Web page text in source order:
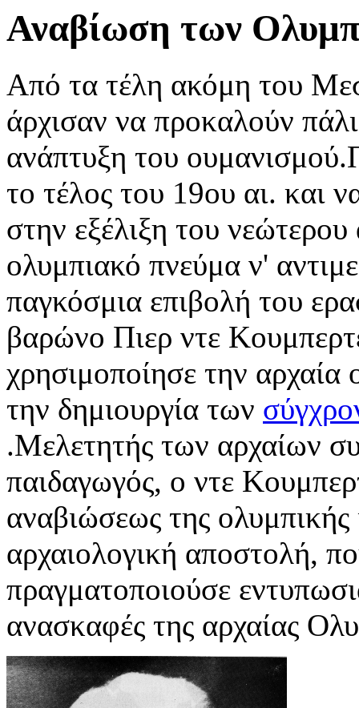
Αναβίωση των
Από τα τέλη ακόμη του
άρχισαν να προκαλούν
ανάπτυξη του
το τέλος του 19ου αι. και
στην εξέλιξη του
ολυμπιακό πνεύμα ν'
παγκόσμια επιβολή του
βαρώνο Πιερ ντε
χρησιμοποίησε την αρχαία
την δημιουργία των
.Μελετητής των αρχαίων
παιδαγωγός, ο ντε
αναβιώσεως της
αρχαιολογική αποστολή,
πραγματοποιούσε
ανασκαφές της αρχαίας